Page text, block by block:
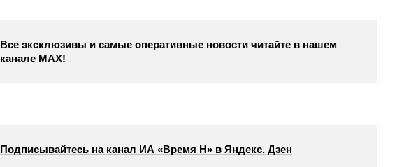
Все эксклюзивы и самые оперативные новости читайте в нашем
канале МАХ!
Подписывайтесь на канал ИА «Время Н» в Яндекс. Дзен